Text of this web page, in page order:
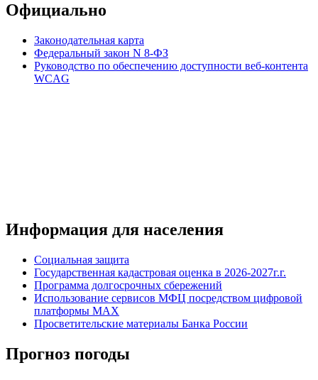
Официально
Законодательная карта
Федеральный закон N 8-ФЗ
Руководство по обеспечению доступности веб-контента
WCAG
Информация для населения
Социальная защита
Государственная кадастровая оценка в 2026-2027г.г.
Программа долгосрочных сбережений
Использование сервисов МФЦ посредством цифровой
платформы MAX
Просветительские материалы Банка России
Прогноз погоды